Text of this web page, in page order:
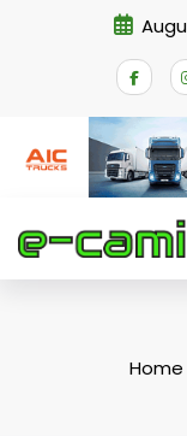
Home